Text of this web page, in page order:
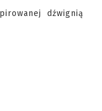
dźwignią